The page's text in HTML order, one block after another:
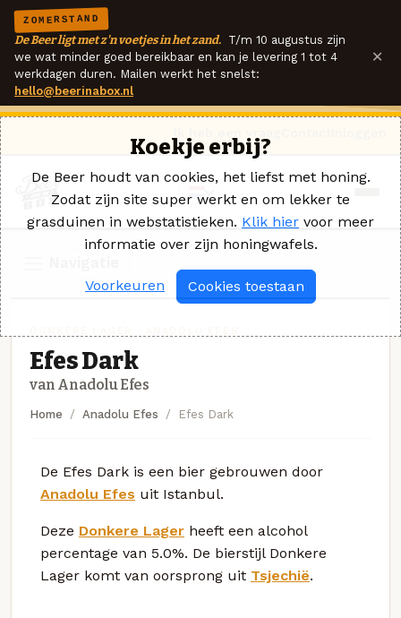
ZOMERSTAND
De Beer ligt met z'n voetjes in het zand. T/m 10 augustus zijn
we wat minder goed bereikbaar en kan je levering 1 tot 4
werkdagen duren. Mailen werkt het snelst:
hello@beerinabox.nl
×
Efes Dark
van Anadolu Efes
Home Anadolu Efes Efes Dark
De Efes Dark is een bier gebrouwen door
Anadolu Efes uit Istanbul.
Deze Donkere Lager heeft een alcohol
percentage van 5.0%. De bierstijl Donkere
Lager komt van oorsprong uit Tsjechië.
Koekje erbij?
De Beer houdt van cookies, het liefst met honing.
Zodat zijn site super werkt en om lekker te
grasduinen in webstatistieken. Klik hier voor meer
informatie over zijn honingwafels.
Voorkeuren Cookies toestaan